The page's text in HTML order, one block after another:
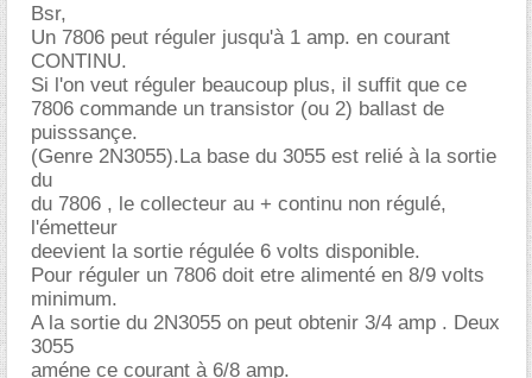
Bsr,
Un 7806 peut réguler jusqu'à 1 amp. en courant
CONTINU.
Si l'on veut réguler beaucoup plus, il suffit que ce
7806 commande un transistor (ou 2) ballast de
puisssançe.
(Genre 2N3055).La base du 3055 est relié à la sortie
du
du 7806 , le collecteur au + continu non régulé,
l'émetteur
deevient la sortie régulée 6 volts disponible.
Pour réguler un 7806 doit etre alimenté en 8/9 volts
minimum.
A la sortie du 2N3055 on peut obtenir 3/4 amp . Deux
3055
améne ce courant à 6/8 amp.